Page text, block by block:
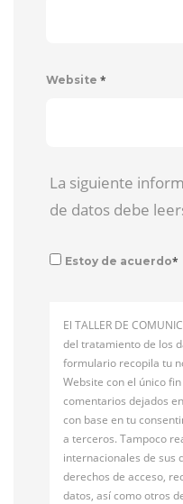
Website *
La siguiente
de datos debe
Estoy de acuerdo*
El TALLER DE
del tratamiento de los
formulario recopila tu
Website con el único
comentarios dejados
con base en tu
a terceros. Tampoco
internacionales de sus
derechos de acceso,
datos, así como otros